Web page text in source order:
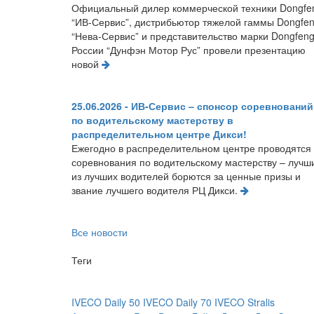
Официальный дилер коммерческой техники
“ИВ-Сервис”, дистрибьютор тяжелой гаммы
“Нева-Сервис” и представительство марки
России “Дунфэн Мотор Рус” провели презентацию
новой
25.06.2026 - ИВ-Сервис – спонсор соревнований
по водительскому мастерству в
распределительном центре Дикси!
Ежегодно в распределительном центре проводятся
соревнования по водительскому мастерству –
из лучших водителей борются за ценные призы и
звание лучшего водителя РЦ Дикси.
Все новости
Теги
IVECO Daily 50 IVECO Daily 70 IVECO Stralis